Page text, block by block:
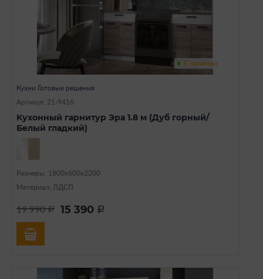
В наличии
Кухни Готовые решения
Артикул: 21-9416
Kуxoнный гаpнитуp Эра 1.8 м (Дуб горный/
Белый гладкий)
Размеры: 1800х600х2200
Материал: ЛДСП
19 990a 15 390 a